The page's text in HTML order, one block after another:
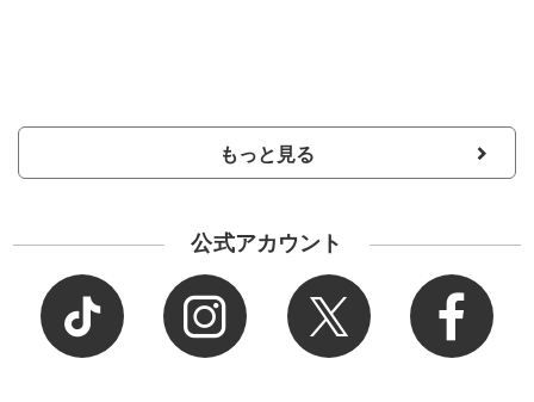
もっと見る
公式アカウント